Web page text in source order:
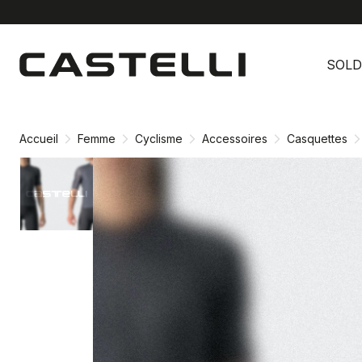
contenu
Accueil Femme Cyclisme Accessoires Casquettes